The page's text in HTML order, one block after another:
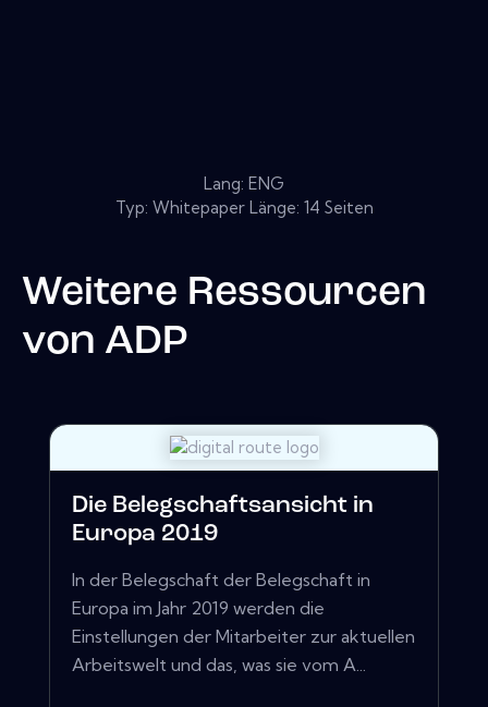
Lang: ENG
Typ: Whitepaper Länge: 14 Seiten
Weitere Ressourcen
von ADP
Die Belegschaftsansicht in
Europa 2019
In der Belegschaft der Belegschaft in
Europa im Jahr 2019 werden die
Einstellungen der Mitarbeiter zur aktuellen
Arbeitswelt und das, was sie vom A...